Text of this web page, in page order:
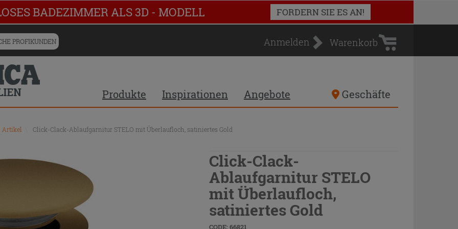
BADEZIMMER ALS 3D - MODELL FORDERN SIE ES AN!
PROFIKUNDEN Anmelden
Warenkorb
Warenkorb
Produkte Inspirationen Angebote Geschäfte
Artikel Click-Clack-Ablaufgarnitur STELO mit Überlaufloch, satiniertes Gold
Click-Clack-
Ablaufgarnitur STELO
mit Überlaufloch,
satiniertes Gold
CODE: 66821